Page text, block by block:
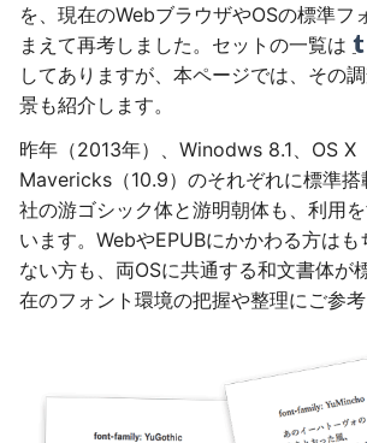
を、現在のWebブラウザやOSの標準フ
まえて再考しました。セットの一覧は
してありますが、本ページでは、その
景も紹介します。
昨年（2013年）、Winodws 8.1、OS X
Mavericks（10.9）のそれぞれに標準
社の游ゴシック体と游明朝体も、利用
います。WebやEPUBにかかわる方は
ない方も、両OSに共通する和文書体が
在のフォント環境の把握や整理にご参考